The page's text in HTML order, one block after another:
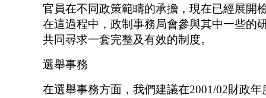
官員在不同政策範疇的承擔，現在已經展開
在這過程中，政制事務局會參與其中一些的
共同尋求一套完整及有效的制度。
選舉事務
在選舉事務方面，我們建議在2001/02財政年